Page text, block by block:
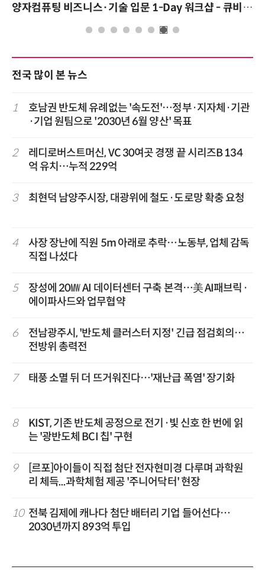
양자컴퓨팅 비즈니스·기술 입문 1-Day 워크샵 - 큐비트·양자 알고리듬·Qiskit 실습으로 이해하는 차세대
전국 많이 본 뉴스
1
호남권 반도체 유례없는 '속도전'…정부·지자체·기관
·기업 원팀으로 '2030년 6월 양산' 목표
2
레디로버스트머신, VC 30여곳 경쟁 끝 시리즈B 134
억 유치…누적 229억
3 최현덕 남양주시장, 대광위에 철도·도로망 확충 요청
4
사장 장난에 직원 5m 아래로 추락…노동부, 업체 감독
직접 나섰다
5
장성에 20㎿ AI 데이터센터 구축 본격…美 AI패브릭·
에이파사드와 업무협약
6
전남광주시, '반도체 클러스터 지정' 긴급 점검회의…
전방위 총력전
7 태풍 소멸 뒤 더 뜨거워진다…'재난급 폭염' 장기화
8
KIST, 기존 반도체 공정으로 전기·빛 신호 한 번에 읽
는 '광반도체 BCI 칩' 구현
9
[르포]아이들이 직접 첨단 전자현미경 다루며 과학원
리 체득...과학체험 제공 '주니어닥터' 현장
10 전북 김제에 캐나다 첨단 배터리 기업 들어선다…
2030년까지 893억 투입